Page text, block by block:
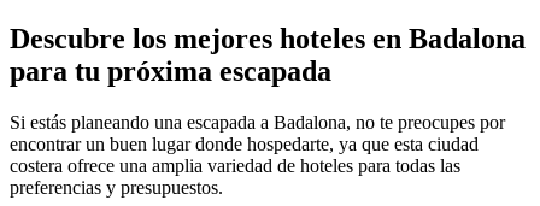
Descubre los mejores hoteles en Badalona
para tu próxima escapada
Si estás planeando una escapada a Badalona, no te preocupes por
encontrar un buen lugar donde hospedarte, ya que esta ciudad
costera ofrece una amplia variedad de hoteles para todas las
preferencias y presupuestos.